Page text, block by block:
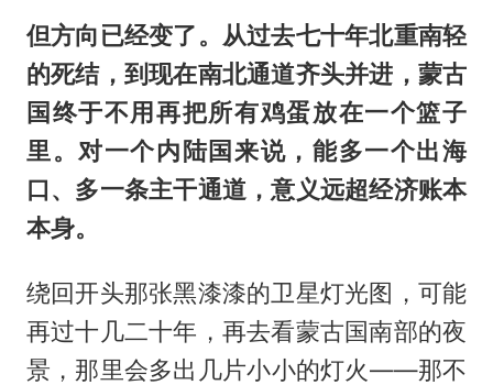
但方向已经变了。从过去七十年北重南轻
的死结，到现在南北通道齐头并进，蒙古
国终于不用再把所有鸡蛋放在一个篮子
里。对一个内陆国来说，能多一个出海
口、多一条主干通道，意义远超经济账本
本身。
绕回开头那张黑漆漆的卫星灯光图，可能
再过十几二十年，再去看蒙古国南部的夜
景，那里会多出几片小小的灯火——那不